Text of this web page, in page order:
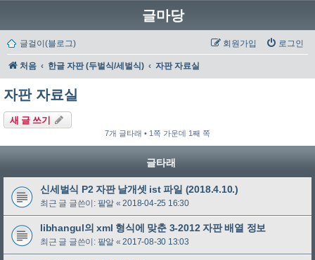
글마당
글걸이(블로그) 로그인
회원가입
처음 한글 자판 (두벌식/세벌식) 자판 자료실
자판 자료실
새 글 쓰기
7개 글타래 • 1쪽 가운데 1째 쪽
글타래
신세벌식 P2 자판 날개셋 ist 파일 (2018.4.10.)
최근 글 글쓴이: 팥알 «2018-04-25 16:30
libhangul의 xml 형식에 맞춘 3-2012 자판 배열 정보
최근 글 글쓴이: 팥알 «2017-08-30 13:03